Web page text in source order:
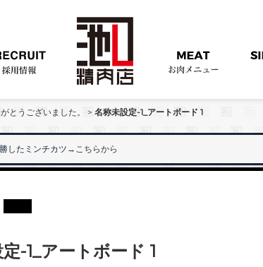
とうございました。 > 名称未設定-1_アートボード 1
したミンチカツ →こちらから
-1_アートボード 1